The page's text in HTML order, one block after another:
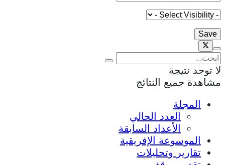
لا توجد نتيجة
مشاهدة جميع النتائج
المجلة
العدد الحالي
الأعداد السابقة
الموسوعة الإفريقية
تقارير وتحليلات